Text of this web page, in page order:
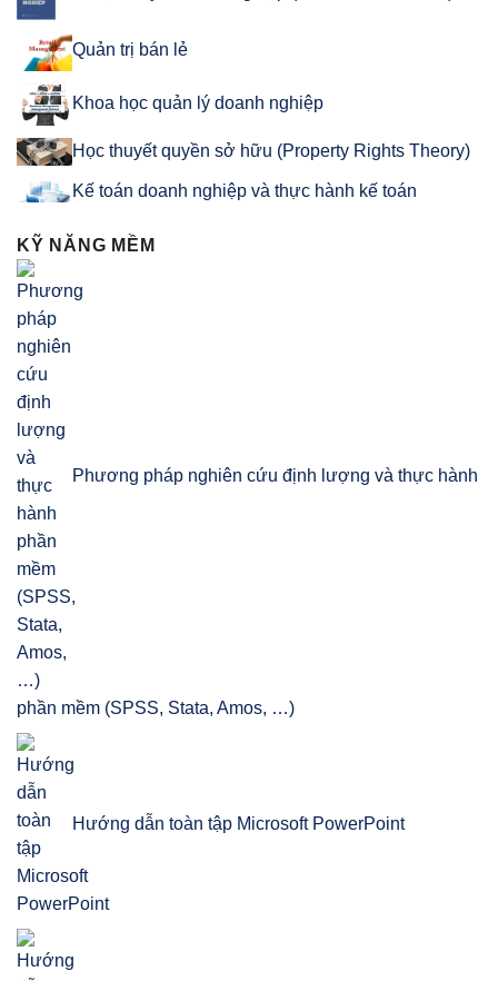
Quản trị bán lẻ
Khoa học quản lý doanh nghiệp
Học thuyết quyền sở hữu (Property Rights Theory)
Kế toán doanh nghiệp và thực hành kế toán
KỸ NĂNG MỀM
Phương pháp nghiên cứu định lượng và thực hành
phần mềm (SPSS, Stata, Amos, …)
Hướng dẫn toàn tập Microsoft PowerPoint